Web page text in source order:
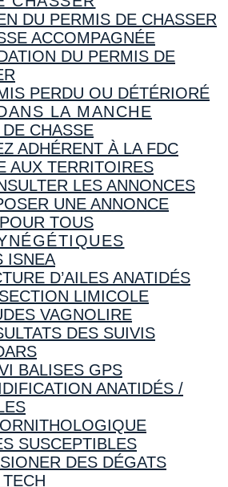
DU PERMIS DE CHASSER
ACCOMPAGNÉE
DU PERMIS DE
PERDU OU DÉTÉRIORÉ
LA MANCHE
CHASSE
ADHÉRENT À LA FDC
AUX TERRITOIRES
LES ANNONCES
UNE ANNONCE
TOUS
ISNEA
D’AILES ANATIDÉS
LIMICOLE
VAGNOLIRE
DES SUIVIS
BALISES GPS
ANATIDÉS /
SUSCEPTIBLES
DES DÉGATS